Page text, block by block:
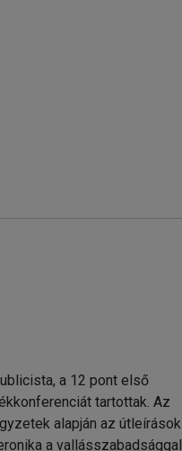
a 12 pont első
tartottak. Az
alapján az útleírások
a vallásszabadsággal